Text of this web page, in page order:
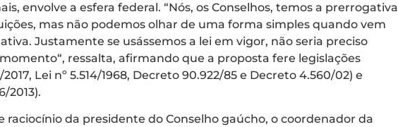
envolve a esfera federal. “Nós, os Conselhos, temos a prerrogativa
mas não podemos olhar de uma forma simples quando vem
Justamente se usássemos a lei em vigor, não seria preciso
“, ressalta, afirmando que a proposta fere legislações
2017, Lei nº 5.514/1968, Decreto 90.922/85 e Decreto 4.560/02) e
2013).
raciocínio da presidente do Conselho gaúcho, o coordenador da